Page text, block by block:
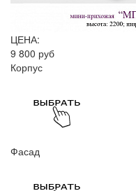
ЦЕНА:
9 800 руб
Корпус
Фасад